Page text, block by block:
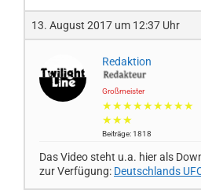
13. August 2017 um 12:37 Uhr
Redaktion
Großmeister
★★★★★★★★★
★★★
Beiträge: 1818
Das Video steht u.a. hier als
zur Verfügung: Deutschlands